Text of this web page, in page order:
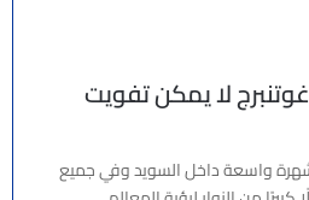
غوتنبرج لا يمكن تفويت
واسعة داخل السويد وفي جميع